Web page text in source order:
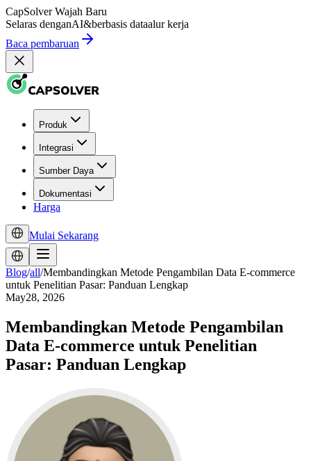
CapSolver Wajah Baru
Selaras denganAI&berbasis dataalur kerja
Baca pembaruan
Produk
Integrasi
Sumber Daya
Dokumentasi
Harga
Mulai Sekarang
Blog/all/Membandingkan Metode Pengambilan Data E-commerce
untuk Penelitian Pasar: Panduan Lengkap
May28, 2026
Membandingkan Metode Pengambilan
Data E-commerce untuk Penelitian
Pasar: Panduan Lengkap